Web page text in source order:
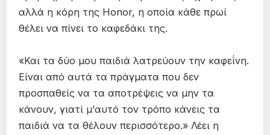
αλλά η κόρη της Honor, η οποία κάθε πρωί
θέλει να πίνει το καφεδάκι της.
«Και τα δύο μου παιδιά λατρεύουν την καφεΐνη.
Είναι από αυτά τα πράγματα που δεν
προσπαθείς να τα αποτρέψεις να μην τα
κάνουν, γιατί μ’αυτό τον τρόπο κάνεις τα
παιδιά να τα θέλουν περισσότερο.» Λέει η